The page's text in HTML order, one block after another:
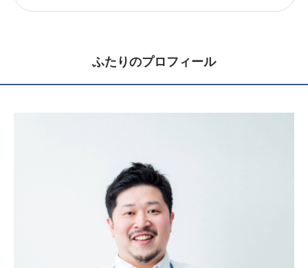
ふたりのプロフィール